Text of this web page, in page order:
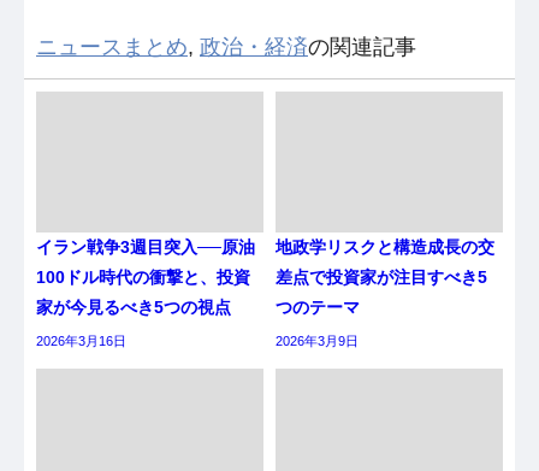
ニュースまとめ, 政治・経済の関連記事
イラン戦争3週目突入──原油
100ドル時代の衝撃と、投資
家が今見るべき5つの視点
2026年3月16日
地政学リスクと構造成長の交
差点で投資家が注目すべき5
つのテーマ
2026年3月9日